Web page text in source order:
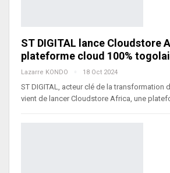
ST DIGITAL lance Cloudstore
plateforme cloud 100%
Lazarre KONDO 18 Oct 2024
ST DIGITAL, acteur clé de la transformation
vient de lancer Cloudstore Africa, une